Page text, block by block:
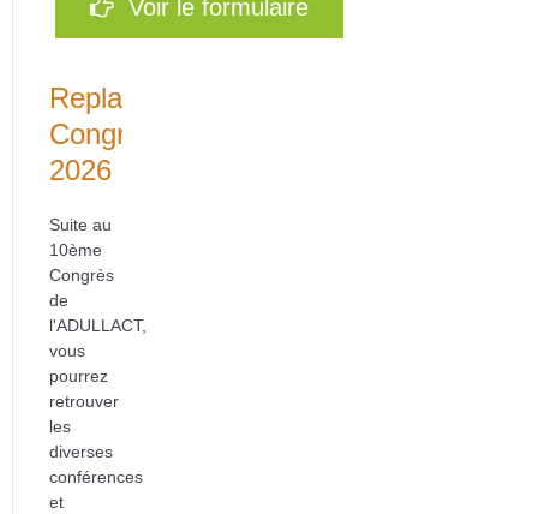
Voir le formulaire
Replays
Congrès
2026
Suite au
10ème
Congrès
de
l'ADULLACT,
vous
pourrez
retrouver
les
diverses
conférences
et